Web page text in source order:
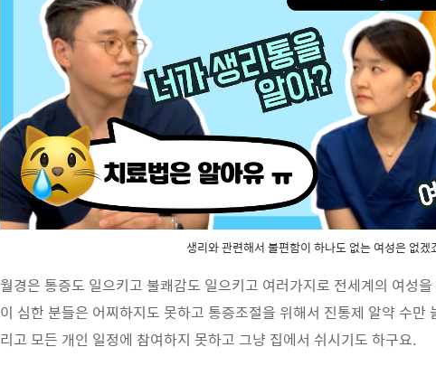
생리와 관련해서 불편함이 하나도 없는 여성은 없겠
월경은 통증도 일으키고 불쾌감도 일으키고 여러가지로 전세계의 여성
이 심한 분들은 어찌하지도 못하고 통증조절을 위해서 진통제 알약 수만
리고 모든 개인 일정에 참여하지 못하고 그냥 집에서 쉬시기도 하구요.